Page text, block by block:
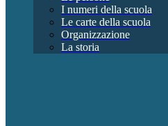
I numeri della scuola
Le carte della scuola
Organizzazione
La storia